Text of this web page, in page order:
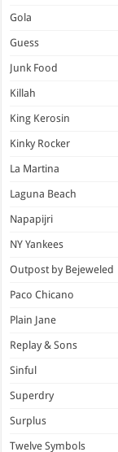
Gola
Guess
Junk Food
Killah
King Kerosin
Kinky Rocker
La Martina
Laguna Beach
Napapijri
NY Yankees
Outpost by Bejeweled
Paco Chicano
Plain Jane
Replay & Sons
Sinful
Superdry
Surplus
Twelve Symbols